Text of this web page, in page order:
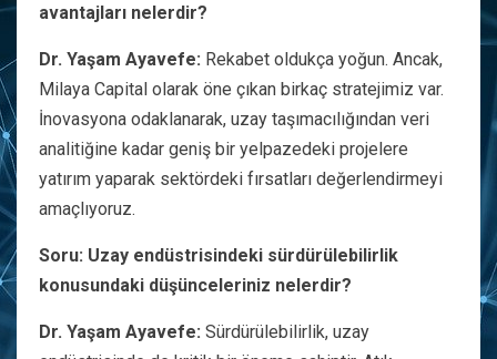
avantajları nelerdir?
Dr. Yaşam Ayavefe: Rekabet oldukça yoğun. Ancak,
Milaya Capital olarak öne çıkan birkaç stratejimiz var.
İnovasyona odaklanarak, uzay taşımacılığından veri
analitiğine kadar geniş bir yelpazedeki projelere
yatırım yaparak sektördeki fırsatları değerlendirmeyi
amaçlıyoruz.
Soru: Uzay endüstrisindeki sürdürülebilirlik
konusundaki düşünceleriniz nelerdir?
Dr. Yaşam Ayavefe: Sürdürülebilirlik, uzay